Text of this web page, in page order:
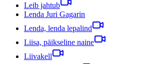
Leib jahtub
Lenda Juri Gagarin
Lenda, lenda lepalind
Liisa, päikseline naine
Liivakell